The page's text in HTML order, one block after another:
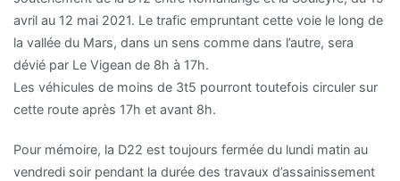
avril au 12 mai 2021. Le trafic empruntant cette voie le long de
la vallée du Mars, dans un sens comme dans l’autre, sera
dévié par Le Vigean de 8h à 17h.
Les véhicules de moins de 3t5 pourront toutefois circuler sur
cette route après 17h et avant 8h.
Pour mémoire, la D22 est toujours fermée du lundi matin au
vendredi soir pendant la durée des travaux d’assainissement